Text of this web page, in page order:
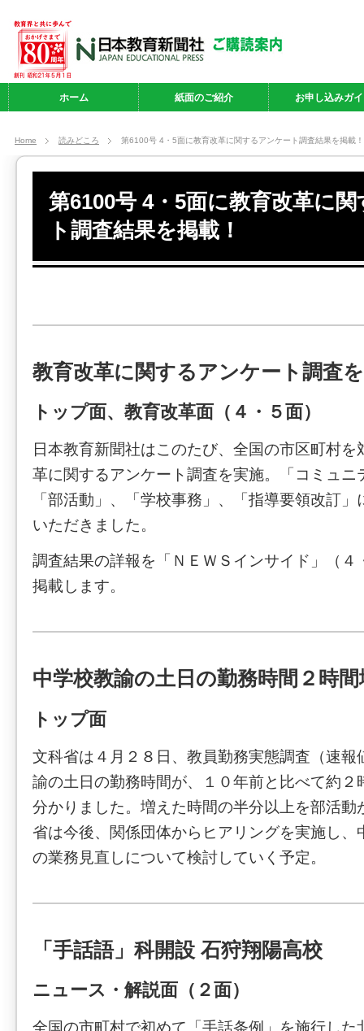
ホーム 紙面のご紹介 お申し込みガ
Home 読みどころ 第6100号 4・5面に教育改革に関するアンケート調査結果を掲載！
第6100号 4・5面に教育改革に
ト調査結果を掲載！
教育改革に関するアンケート調査
トップ面、教育改革面（４・５面）
日本教育新聞社はこのたび、全国の市区町村
革に関するアンケート調査を実施。「コミュニ
「部活動」、「学校事務」、「指導要領改訂
いただきました。
調査結果の詳報を「ＮＥＷＳインサイド」（４
掲載します。
中学校教諭の土日の勤務時間２時間
トップ面
文科省は４月２８日、教員勤務実態調査（速報
諭の土日の勤務時間が、１０年前と比べて約２
分かりました。増えた時間の半分以上を部活動
省は今後、関係団体からヒアリングを実施し、
の業務見直しについて検討していく予定。
「手話語」科開設 石狩翔陽高校
ニュース・解説面（２面）
全国の市町村で初めて「手話条例」を施行した